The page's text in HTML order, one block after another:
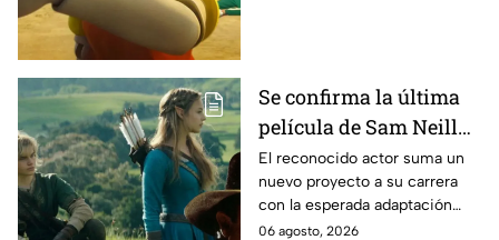
Se confirma la última
película de Sam Neill
antes de morir: esto es
lo que se sabe hasta
ahora
El reconocido actor suma un
nuevo proyecto a su carrera
con la esperada adaptación
cinematográfica del popular
06 agosto, 2026